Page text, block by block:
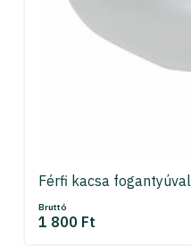
Férfi kacsa fogantyúval
Bruttó
1 800 Ft